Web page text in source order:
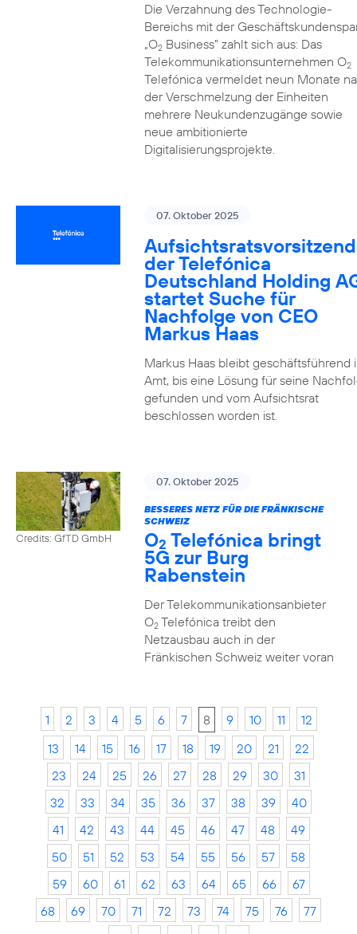
Die Verzahnung des Technologie-
Bereichs mit der
„O2Business” zahlt sich aus: Das
Telekommunikationsunternehmen O2
Telefónica vermeldet neun Monate
der Verschmelzung der Einheiten
mehrere Neukundenzugänge sowie
neue ambitionierte
Digitalisierungsprojekte.
07. Oktober 2025
der Telefónica
Deutschland Holding
startet Suche für
Nachfolge von CEO
Markus Haas
Markus Haas bleibt geschäftsführend
Amt, bis eine Lösung für seine
gefunden und vom Aufsichtsrat
beschlossen worden ist.
Credits: GfTD GmbH
07. Oktober 2025
BESSERES NETZ FÜR DIE FRÄNKISCHE
SCHWEIZ
O2 Telefónica bringt
5G zur Burg
Rabenstein
Der Telekommunikationsanbieter
O2Telefónica treibt den
Netzausbau auch in der
Fränkischen Schweiz weiter voran
1 2 3 4 5 6 7 8 9 10 11
12
13
14 15 16 17 18 19 20 21
22
23
24 25 26 27 28 29 30
31
32
33 34 35 36 37 38 39
40
41
42 43 44 45 46 47 48
49
50
51 52 53 54 55 56 57
58
59
60 61 62 63 64 65 66
67
68
69 70 71 72 73 74 75 76
77